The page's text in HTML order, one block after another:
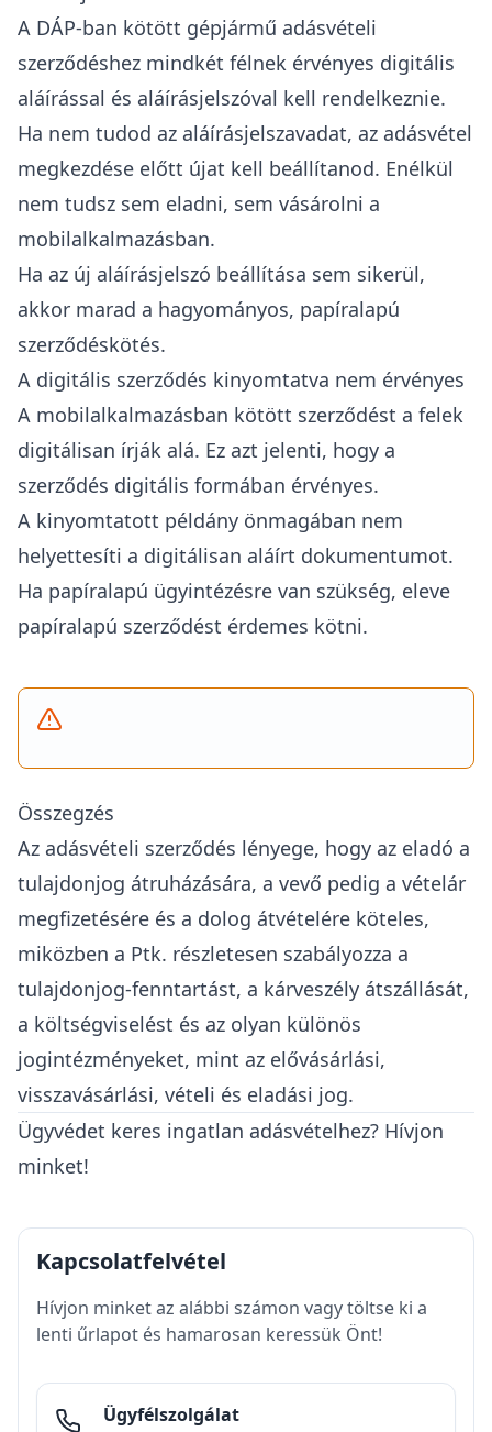
A DÁP-ban kötött gépjármű adásvételi
szerződéshez mindkét félnek érvényes digitális
aláírással és aláírásjelszóval kell rendelkeznie.
Ha nem tudod az aláírásjelszavadat, az adásvétel
megkezdése előtt újat kell beállítanod. Enélkül
nem tudsz sem eladni, sem vásárolni a
mobilalkalmazásban.
Ha az új aláírásjelszó beállítása sem sikerül,
akkor marad a hagyományos, papíralapú
szerződéskötés.
A digitális szerződés kinyomtatva nem érvényes
A mobilalkalmazásban kötött szerződést a felek
digitálisan írják alá. Ez azt jelenti, hogy a
szerződés digitális formában érvényes.
A kinyomtatott példány önmagában nem
helyettesíti a digitálisan aláírt dokumentumot.
Ha papíralapú ügyintézésre van szükség, eleve
papíralapú szerződést érdemes kötni.
Összegzés
Az adásvételi szerződés lényege, hogy az eladó a
tulajdonjog átruházására, a vevő pedig a vételár
megfizetésére és a dolog átvételére köteles,
miközben a Ptk. részletesen szabályozza a
tulajdonjog-fenntartást, a kárveszély átszállását,
a költségviselést és az olyan különös
jogintézményeket, mint az elővásárlási,
visszavásárlási, vételi és eladási jog.
Ügyvédet keres ingatlan adásvételhez? Hívjon
minket!
Kapcsolatfelvétel
Hívjon minket az alábbi számon vagy töltse ki a
lenti űrlapot és hamarosan keressük Önt!
Ügyfélszolgálat